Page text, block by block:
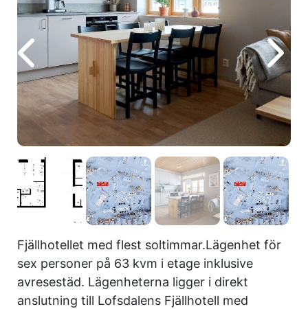
Fjällhotellet med flest soltimmar.Lägenhet för
sex personer på 63 kvm i etage inklusive
avresestäd. Lägenheterna ligger i direkt
anslutning till Lofsdalens Fjällhotell med